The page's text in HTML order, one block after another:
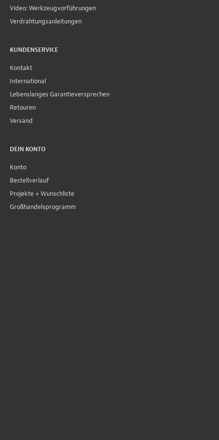
Video: Werkzeugvorführungen
Verdrahtungsanleitungen
KUNDENSERVICE
Kontakt
International
Lebenslanges Garantieversprechen
Retouren
Versand
DEIN KONTO
Konto
Bestellverlauf
Projekte + Wunschliste
Großhandelsprogramm